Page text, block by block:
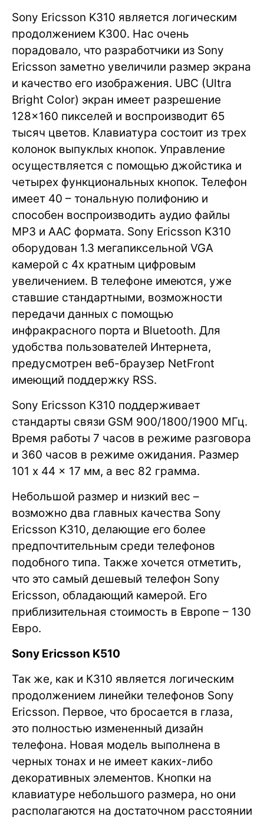
Sony Ericsson K310 является логическим
продолжением K300. Нас очень
порадовало, что разработчики из Sony
Ericsson заметно увеличили размер экрана
и качество его изображения. UBC (Ultra
Bright Color) экран имеет разрешение
128×160 пикселей и воспроизводит 65
тысяч цветов. Клавиатура состоит из трех
колонок выпуклых кнопок. Управление
осуществляется с помощью джойстика и
четырех функциональных кнопок. Телефон
имеет 40 – тональную полифонию и
способен воспроизводить аудио файлы
MP3 и AAC формата. Sony Ericsson K310
оборудован 1.3 мегапиксельной VGA
камерой с 4х кратным цифровым
увеличением. В телефоне имеются, уже
ставшие стандартными, возможности
передачи данных с помощью
инфракрасного порта и Bluetooth. Для
удобства пользователей Интернета,
предусмотрен веб-браузер NetFront
имеющий поддержку RSS.
Sony Ericsson К310 поддерживает
стандарты связи GSM 900/1800/1900 МГц.
Время работы 7 часов в режиме разговора
и 360 часов в режиме ожидания. Размер
101 x 44 x 17 мм, а вес 82 грамма.
Небольшой размер и низкий вес –
возможно два главных качества Sony
Ericsson K310, делающие его более
предпочтительным среди телефонов
подобного типа. Также хочется отметить,
что это самый дешевый телефон Sony
Ericsson, обладающий камерой. Его
приблизительная стоимость в Европе – 130
Евро.
Sony Ericsson K510
Так же, как и К310 является логическим
продолжением линейки телефонов Sony
Ericsson. Первое, что бросается в глаза,
это полностью измененный дизайн
телефона. Новая модель выполнена в
черных тонах и не имеет каких-либо
декоративных элементов. Кнопки на
клавиатуре небольшого размера, но они
располагаются на достаточном расстоянии